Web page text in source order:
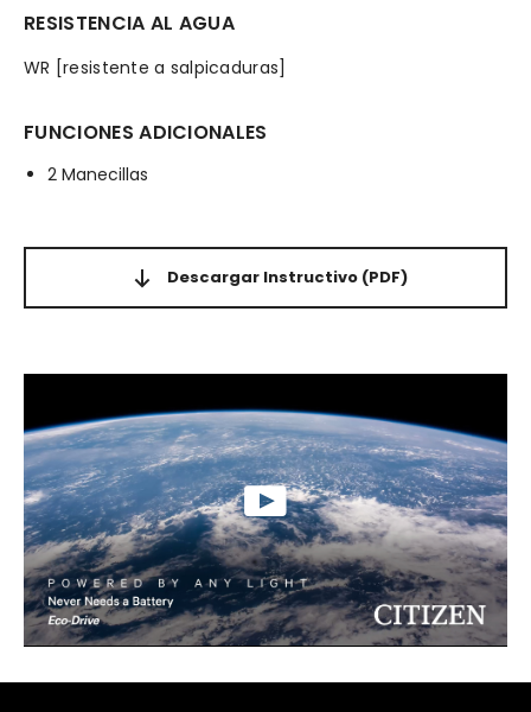
RESISTENCIA AL AGUA
WR [resistente a salpicaduras]
FUNCIONES ADICIONALES
2 Manecillas
Descargar Instructivo (PDF)